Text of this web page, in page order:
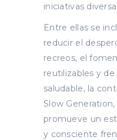
iniciativas
Entre ellas se
reducir el
recreos, el
reutilizables y
saludable, la
Slow
promueve un
y consciente